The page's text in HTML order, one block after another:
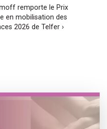
remporte le Prix
en mobilisation des
2026 de Telfer ›